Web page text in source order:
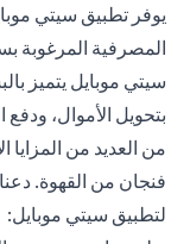
يوفر تطبيق سيتي
المصرفية المرغوبة
سيتي موبايل يتميز
بتحويل الأموال، ودفع
من العديد من المزايا
فنجان من القهوة.
لتطبيق سيتي موبايل: